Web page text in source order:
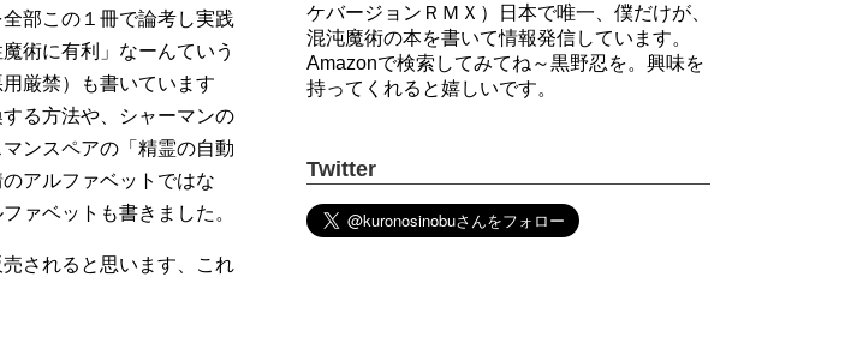
部この１冊で論考し実践
術に有利」なーんていう
厳禁）も書いています
る方法や、シャーマンの
ンスペアの「精霊の自動
アルファベットではな
ァベットも書きました。
されると思います、これ
ケバージョンＲＭＸ）日本で唯一、僕だけが、
混沌魔術の本を書いて情報発信しています。
Amazonで検索してみてね～黒野忍を。興味を
持ってくれると嬉しいです。
Twitter